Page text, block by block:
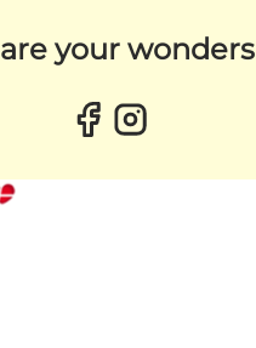
your wonders